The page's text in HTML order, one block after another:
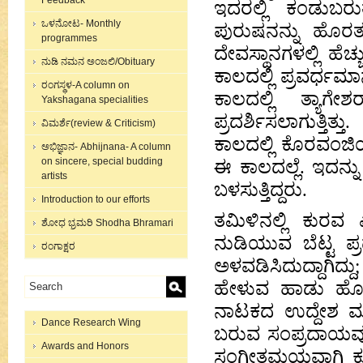
ಒಳನೋಟ- Monthly
programmes
ನುಡಿ ನಮನ ಅಂಜಲಿ/Obituary
ರಂಗಸ್ಥಳ-A column on
Yakshagana specialities
ವಿಮರ್ಶೆ(review & Criticism)
ಅಭಿಜ್ಞಾನ- Abhijnana- A column
on sincere, special budding
artists
Introduction to our efforts
ಶೋಧ ಭ್ರಮರಿ Shodha Bhramari
ರಂಗಾಕ್ಷರ
Dance Research Wing
Awards and Honors
ಇದರಲ್ಲಿ
ಪುರುಷನನ್ನು
ದೇವಸ್ಥಾನಗಳಲ್ಲಿ
ಕಾಲದಲ್ಲಿ
ಕಾಲದಲ್ಲಿ
ಕಾಲದಲ್ಲಿ
ಈ ಕಾಲದಲ್ಲೆ.
ಬಳಸುತ್ತಿದ್ದರು.
ತಮಿಳಿನಲ್ಲಿ ಕುರವ
ನುಡಿಯುವ ಬೆಟ್ಟ
ಹೇಳುವ ಹಾಡು
ನಾಟಕದ ಉದ್ದೇಶ
ಬರುವ
ಸಂಗೀತಮಯವಾಗಿ